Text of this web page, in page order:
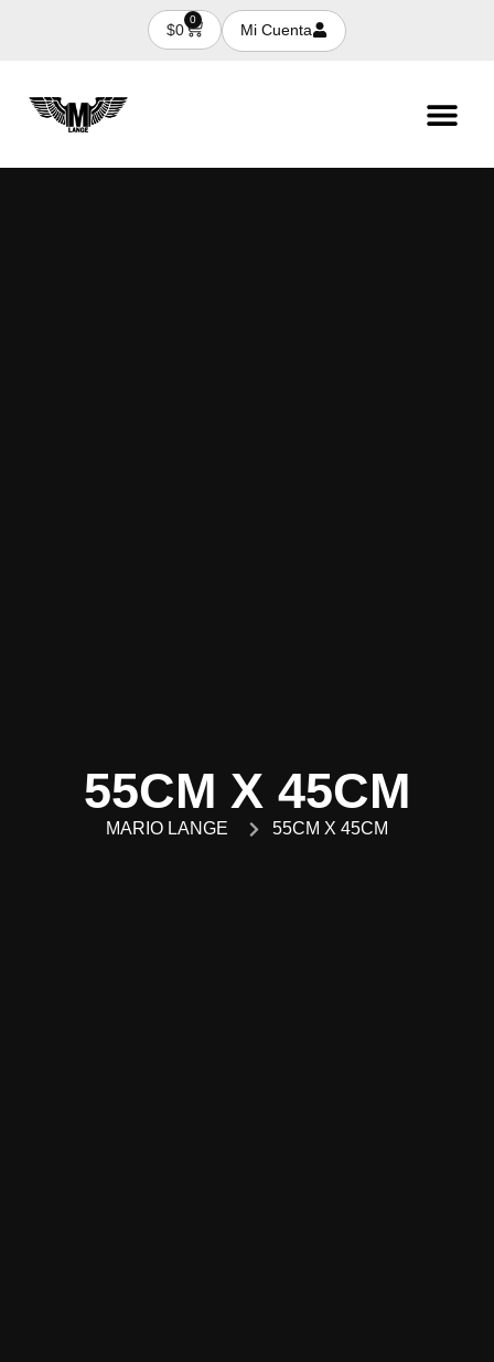
$0
0
Mi Cuenta
55CM X 45CM
MARIO LANGE 55CM X 45CM